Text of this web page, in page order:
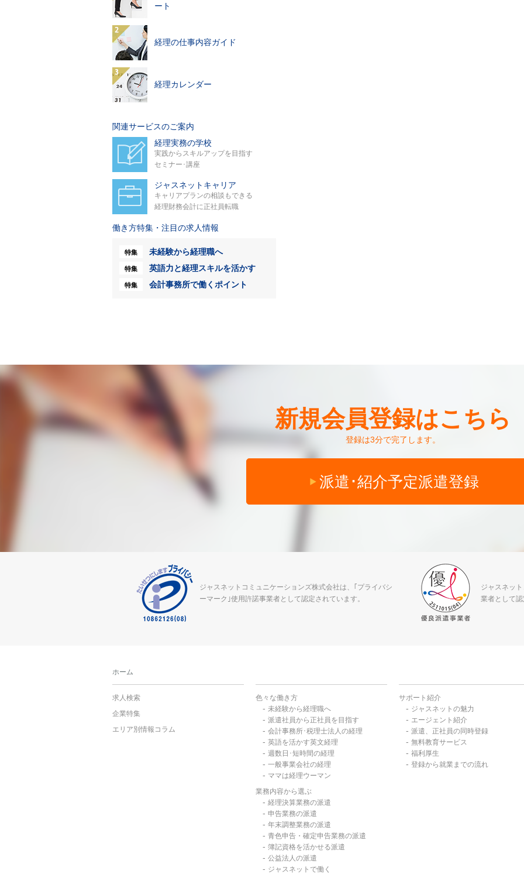
ート
経理の仕事内容ガイド
経理カレンダー
関連サービスのご案内
経理実務の学校
実践からスキルアップを目指す
セミナー･講座
ジャスネットキャリア
キャリアプランの相談もできる
経理財務会計に正社員転職
働き方特集・注目の求人情報
特集 未経験から経理職へ
特集 英語力と経理スキルを活かす
特集 会計事務所で働くポイント
新規会員登録はこちら
登録は3分で完了します。
派遣･紹介予定派遣登録
ジャスネットコミュニケーションズ株式会社は、｢プライバシ
ーマーク｣使用許諾事業者として認定されています。
ジャスネッ
業者として
ホーム
求人検索
企業特集
エリア別情報コラム
色々な働き方
未経験から経理職へ
派遣社員から正社員を目指す
会計事務所･税理士法人の経理
英語を活かす英文経理
週数日･短時間の経理
一般事業会社の経理
ママは経理ウーマン
業務内容から選ぶ
経理決算業務の派遣
申告業務の派遣
年末調整業務の派遣
青色申告・確定申告業務の派遣
簿記資格を活かせる派遣
公益法人の派遣
ジャスネットで働く
サポート紹介
ジャスネットの魅力
エージェント紹介
派遣、正社員の同時登録
無料教育サービス
福利厚生
登録から就業までの流れ